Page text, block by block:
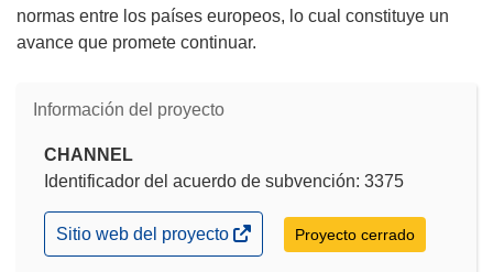
normas entre los países europeos, lo cual constituye un
avance que promete continuar.
Información del proyecto
CHANNEL
Identificador del acuerdo de subvención: 3375
(se
abrirá
Sitio web del proyecto Proyecto cerrado